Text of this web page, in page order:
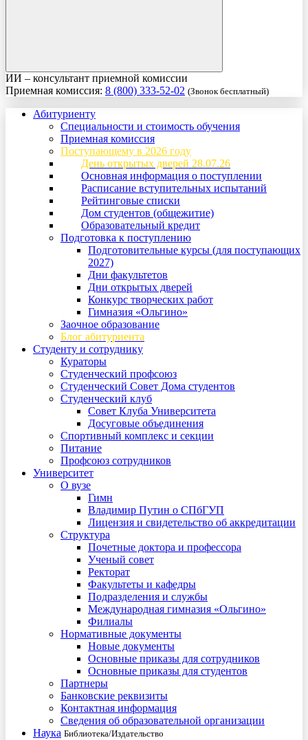
ИИ – консультант приемной комиссии
Приемная комиссия: 8 (800) 333-52-02 (Звонок бесплатный)
Абитуриенту
Специальности и стоимость обучения
Приемная комиссия
Поступающему в 2026 году
День открытых дверей 28.07.26
Основная информация о поступлении
Расписание вступительных испытаний
Рейтинговые списки
Дом студентов (общежитие)
Образовательный кредит
Подготовка к поступлению
Подготовительные курсы (для поступающих
2027)
Дни факультетов
Дни открытых дверей
Конкурс творческих работ
Гимназия «Ольгино»
Заочное образование
Блог абитуриента
Студенту и сотруднику
Кураторы
Студенческий профсоюз
Студенческий Совет Дома студентов
Студенческий клуб
Совет Клуба Университета
Досуговые объединения
Спортивный комплекс и секции
Питание
Профсоюз сотрудников
Университет
О вузе
Гимн
Владимир Путин о СПбГУП
Лицензия и свидетельство об аккредитации
Структура
Почетные доктора и профессора
Ученый совет
Ректорат
Факультеты и кафедры
Подразделения и службы
Международная гимназия «Ольгино»
Филиалы
Нормативные документы
Новые документы
Основные приказы для сотрудников
Основные приказы для студентов
Партнеры
Банковские реквизиты
Контактная информация
Сведения об образовательной организации
Наука Библиотека/Издательство